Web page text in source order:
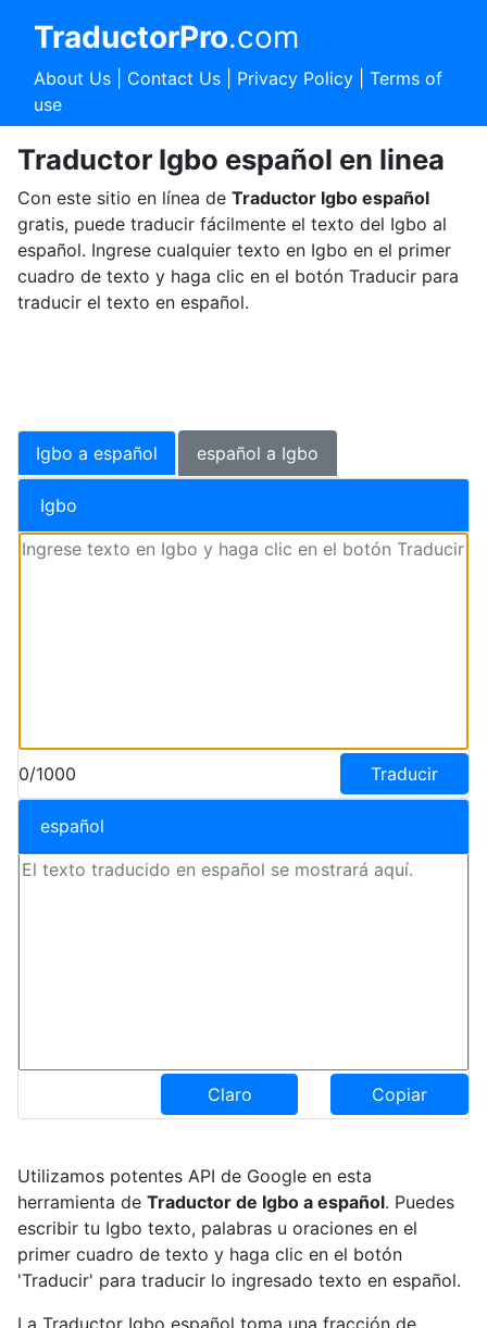
TraductorPro.com
About Us| Contact Us| Privacy Policy| Terms of
use
Traductor Igbo español en linea
Con este sitio en línea de Traductor Igbo español
gratis, puede traducir fácilmente el texto del Igbo al
español. Ingrese cualquier texto en Igbo en el primer
cuadro de texto y haga clic en el botón Traducir para
traducir el texto en español.
Igbo a español español a Igbo
Igbo
0/1000 Traducir
español
Claro Copiar
Utilizamos potentes API de Google en esta
herramienta de Traductor de Igbo a español. Puedes
escribir tu Igbo texto, palabras u oraciones en el
primer cuadro de texto y haga clic en el botón
'Traducir' para traducir lo ingresado texto en español.
La Traductor Igbo español toma una fracción de